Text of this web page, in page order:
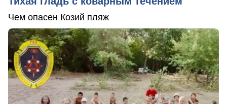
Чем опасен Козий пляж